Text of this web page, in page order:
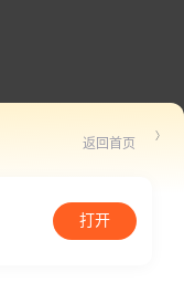
返回首页
打开